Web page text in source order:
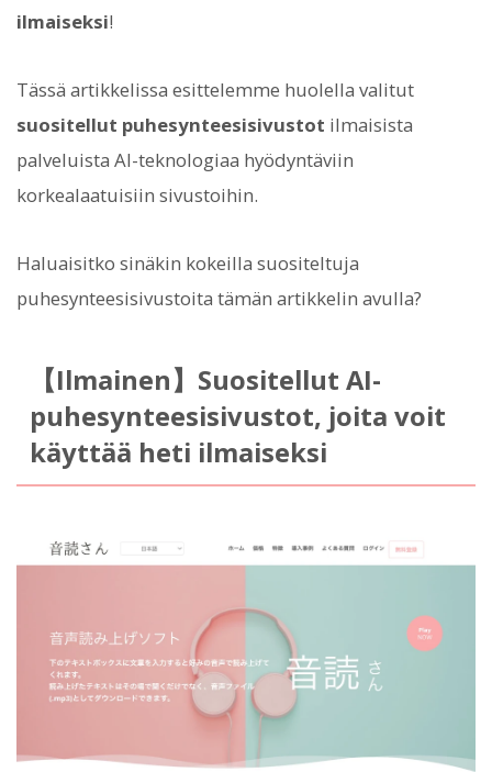
ilmaiseksi!
Tässä artikkelissa esittelemme huolella valitut
suositellut puhesynteesisivustot ilmaisista
palveluista AI-teknologiaa hyödyntäviin
korkealaatuisiin sivustoihin.
Haluaisitko sinäkin kokeilla suositeltuja
puhesynteesisivustoita tämän artikkelin avulla?
【Ilmainen】Suositellut AI-
puhesynteesisivustot, joita voit
käyttää heti ilmaiseksi